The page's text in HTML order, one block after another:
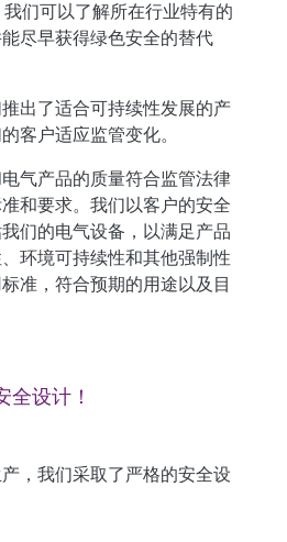
们可以了解所在行业特有的
尽早获得绿色安全的替代
出了适合可持续性发展的产
客户适应监管变化。
气产品的质量符合监管法律
和要求。我们以客户的安全
们的电气设备，以满足产品
环境可持续性和其他强制性
准，符合预期的用途以及目
全设计！​
，我们采取了严格的安全设